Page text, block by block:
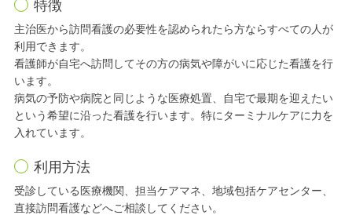
特徴
主治医から訪問看護の必要性を認められたら方ならすべての人が
利用できます。
看護師が自宅へ訪問してその方の病気や障がいに応じた看護を行
います。
病気の予防や病院と同じような医療処置、自宅で最期を迎えたい
という希望に沿った看護を行います。特にターミナルケアに力を
入れています。
利用方法
受診している医療機関、担当ケアマネ、地域包括ケアセンター、
直接訪問看護などへご相談してください。